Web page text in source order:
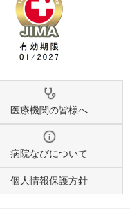
医療機関の皆様へ
病院なびについて
個人情報保護方針